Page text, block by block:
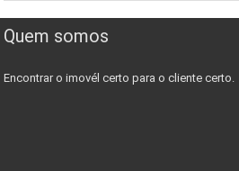
Quem somos
Encontrar o imovél certo para o cliente certo.